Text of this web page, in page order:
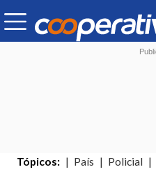
Tópicos: País Policial